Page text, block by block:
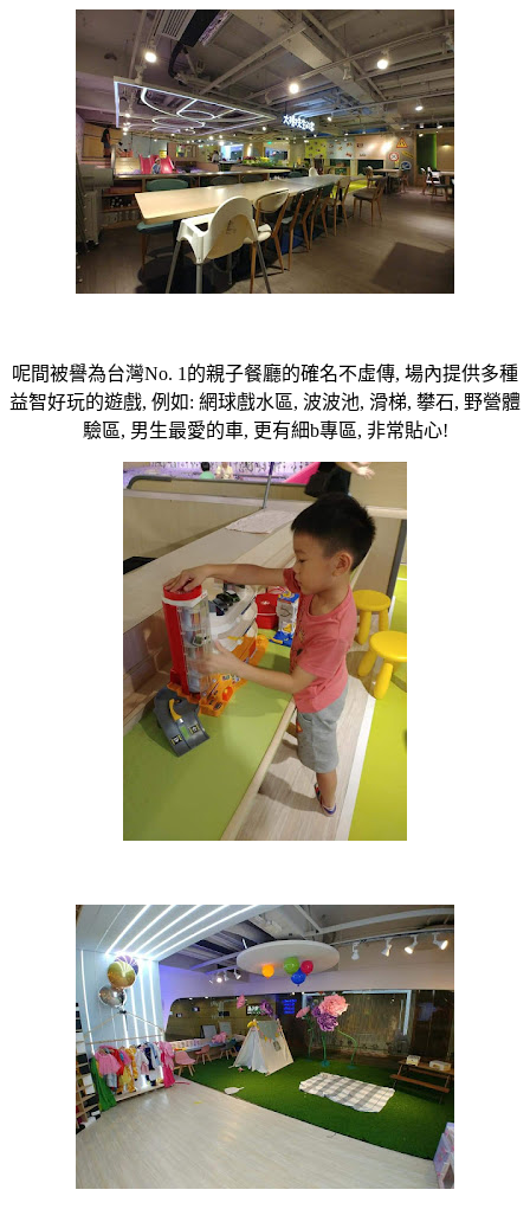
呢間被譽為台灣No. 1的親子餐廳的確名不虛傳, 場內提供多種
益智好玩的遊戲, 例如: 網球戲水區, 波波池, 滑梯, 攀石, 野營體
驗區, 男生最愛的車, 更有細b專區, 非常貼心!